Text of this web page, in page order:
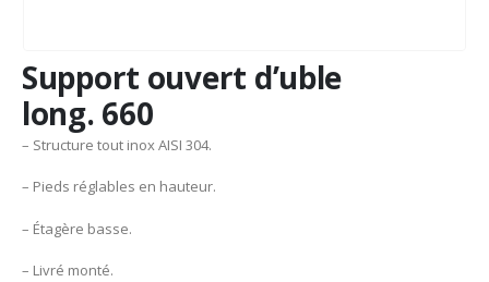
Support ouvert d’uble
long. 660
– Structure tout inox AISI 304.
– Pieds réglables en hauteur.
– Étagère basse.
– Livré monté.